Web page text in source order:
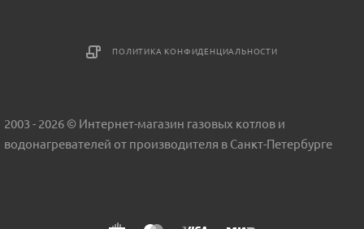
ПОЛИТИКА КОНФИДЕНЦИАЛЬНОСТИ
2003 - 2026 © Интернет-магазин газовых котлов и
водонагревателей от производителя в Санкт-Петербурге